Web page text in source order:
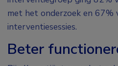
met het onderzoek en 67%
interventiesessies.
Beter